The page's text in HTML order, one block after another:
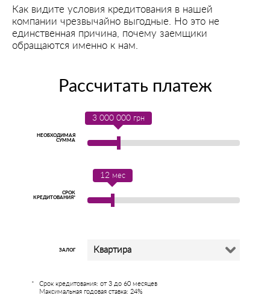
Как видите условия кредитования в нашей
компании чрезвычайно выгодные. Но это не
единственная причина, почему заемщики
обращаются именно к нам.
Рассчитать платеж
НЕОБХОДИМАЯ
СУММА
3 000 000 грн
СРОК
КРЕДИТОВАНИЯ*
12 мес
ЗАЛОГ Квартира
Срок кредитования: от 3 до 60 месяцев
Максимальная годовая ставка: 24%